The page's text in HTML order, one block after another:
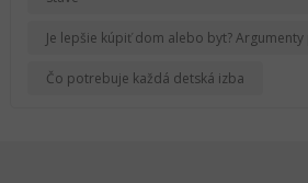
Je lepšie kúpiť dom alebo byt?
Čo potrebuje každá detská izba